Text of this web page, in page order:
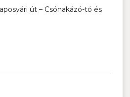
út – Csónakázó-tó és